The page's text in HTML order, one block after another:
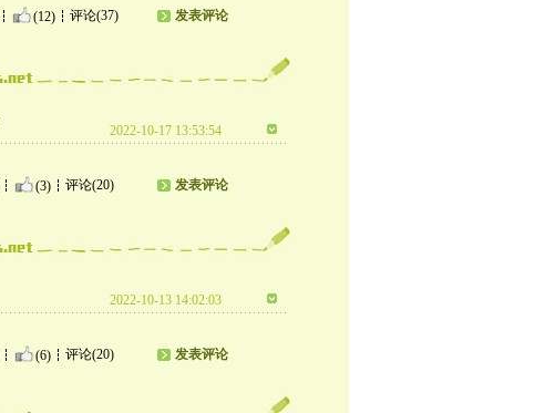
(12) 评论(37) 发表评论
2022-10-17 13:53:54
(3) 评论(20) 发表评论
2022-10-13 14:02:03
(6) 评论(20) 发表评论